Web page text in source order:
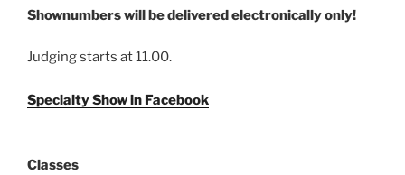
Shownumbers will be delivered electronically only!
Judging starts at 11.00.
Specialty Show in Facebook
Classes